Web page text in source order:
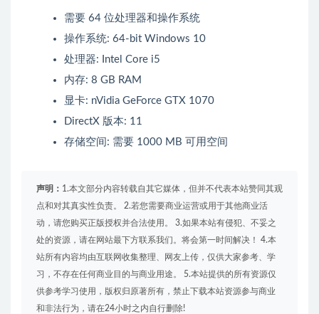
需要 64 位处理器和操作系统
操作系统: 64-bit Windows 10
处理器: Intel Core i5
内存: 8 GB RAM
显卡: nVidia GeForce GTX 1070
DirectX 版本: 11
存储空间: 需要 1000 MB 可用空间
声明： 1.本文部分内容转载自其它媒体，但并不代表本站赞同其观
点和对其真实性负责。 2.若您需要商业运营或用于其他商业活
动，请您购买正版授权并合法使用。 3.如果本站有侵犯、不妥之
处的资源，请在网站最下方联系我们。将会第一时间解决！ 4.本
站所有内容均由互联网收集整理、网友上传，仅供大家参考、学
习，不存在任何商业目的与商业用途。 5.本站提供的所有资源仅
供参考学习使用，版权归原著所有，禁止下载本站资源参与商业
和非法行为，请在24小时之内自行删除!